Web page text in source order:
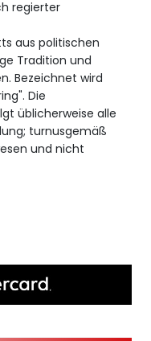
regierter
aus politischen
Tradition und
Bezeichnet wird
Die
üblicherweise alle
turnusgemäß
und nicht